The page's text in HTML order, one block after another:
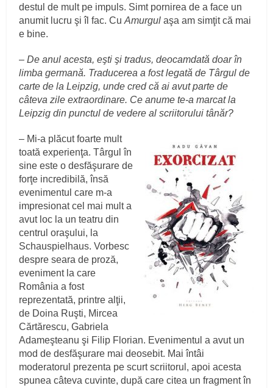
destul de mult pe impuls. Simt pornirea de a face un
anumit lucru şi îl fac. CuAmurgul aşa am simţit că mai
e bine.
–De anul acesta, eşti şi tradus, deocamdată doar în
limba germană. Traducerea a fost legată de Târgul de
carte de la Leipzig, unde cred că ai avut parte de
câteva zile extraordinare. Ce anume te-a marcat la
Leipzig din punctul de vedere al scriitorului tânăr?
– Mi-a plăcut foarte mult
toată experienţa. Târgul în
sine este o desfăşurare de
forţe incredibilă, însă
evenimentul care m-a
impresionat cel mai mult a
avut loc la un teatru din
centrul oraşului, la
Schauspielhaus. Vorbesc
despre seara de proză,
eveniment la care
România a fost
reprezentată, printre alţii,
de Doina Ruşti, Mircea
Cărtărescu, Gabriela
Adameşteanu şi Filip Florian. Evenimentul a avut un
mod de desfăşurare mai deosebit. Mai întâi
moderatorul prezenta pe scurt scriitorul, apoi acesta
spunea câteva cuvinte, după care citea un fragment în